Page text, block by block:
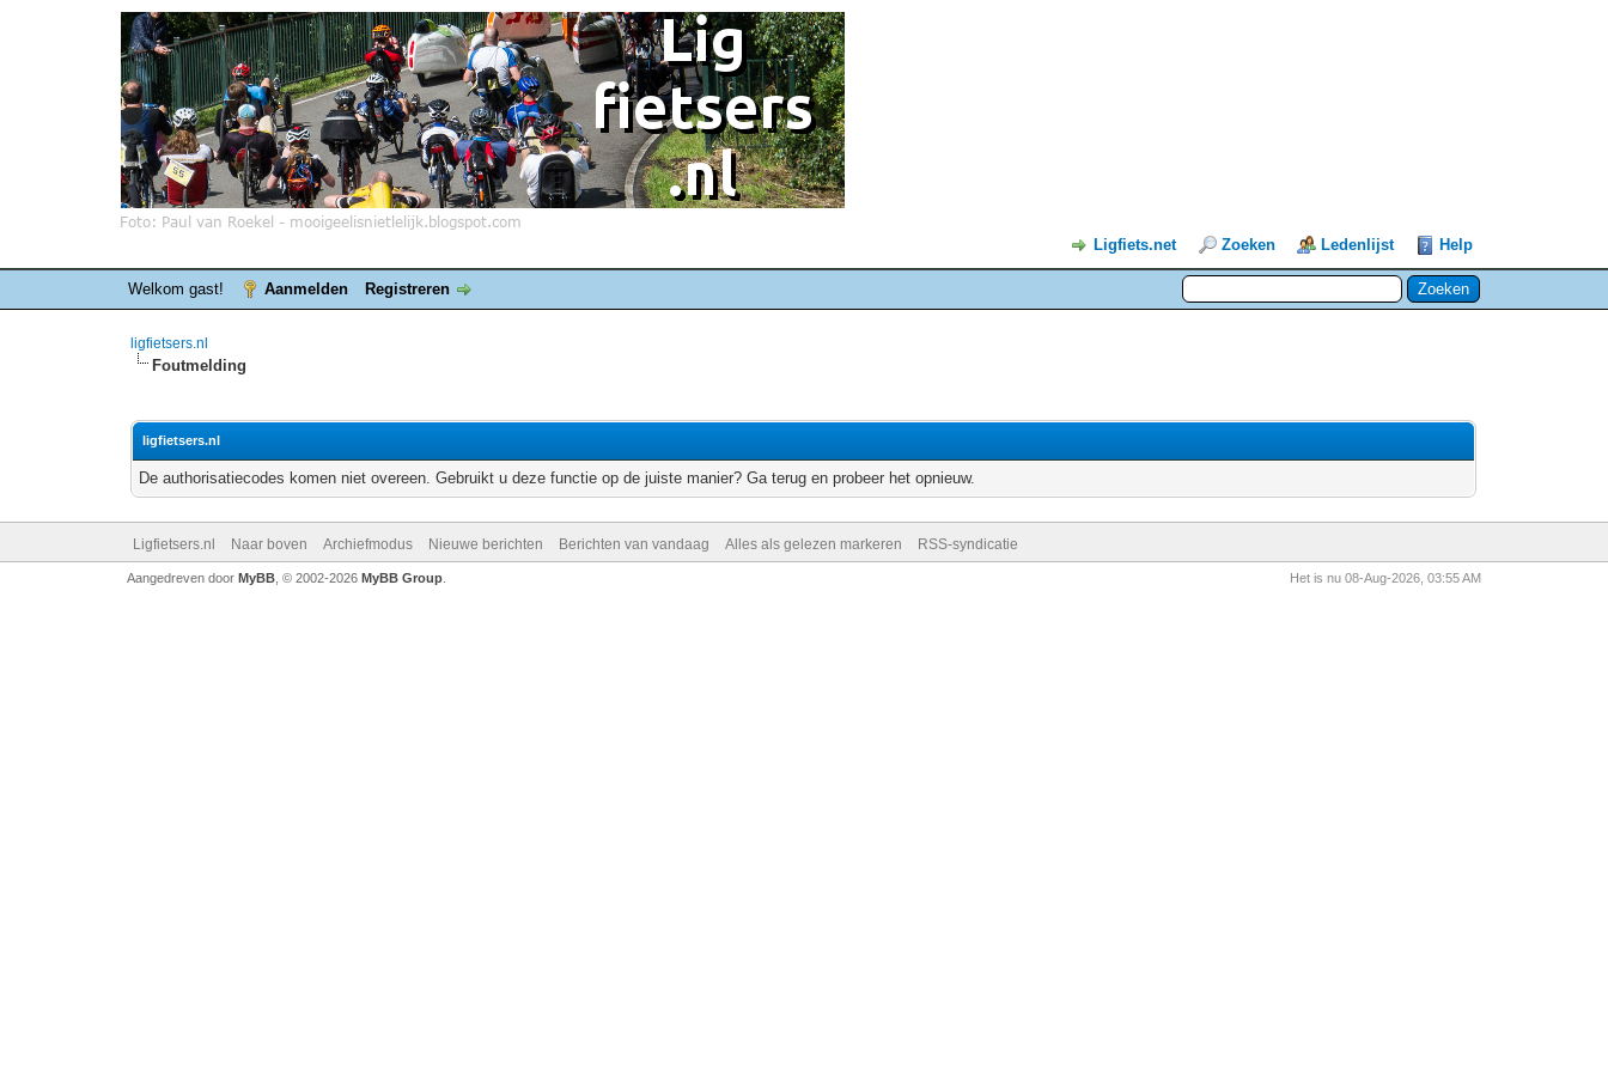
Ligfiets.net Zoeken Ledenlijst Help
Welkom gast! Aanmelden Registreren
ligfietsers.nl
Foutmelding
ligfietsers.nl
De authorisatiecodes komen niet overeen. Gebruikt u deze functie op de juiste manier? Ga terug en probeer het opnieuw.
Ligfietsers.nl Naar boven Archiefmodus Nieuwe berichten Berichten van vandaag Alles als gelezen markeren RSS-syndicatie
Het is nu 08-Aug-2026, 03:55 AM
Aangedreven door MyBB, © 2002-2026 MyBB Group.